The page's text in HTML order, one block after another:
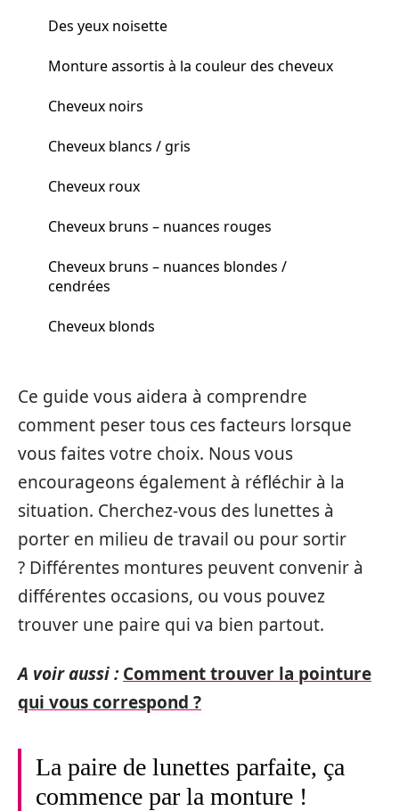
Des yeux noisette
Monture assortis à la couleur des cheveux
Cheveux noirs
Cheveux blancs / gris
Cheveux roux
Cheveux bruns – nuances rouges
Cheveux bruns – nuances blondes /
cendrées
Cheveux blonds
Ce guide vous aidera à comprendre
comment peser tous ces facteurs lorsque
vous faites votre choix. Nous vous
encourageons également à réfléchir à la
situation. Cherchez-vous des lunettes à
porter en milieu de travail ou pour sortir
? Différentes montures peuvent convenir à
différentes occasions, ou vous pouvez
trouver une paire qui va bien partout.
A voir aussi : Comment trouver la pointure
qui vous correspond ?
La paire de lunettes parfaite, ça
commence par la monture !